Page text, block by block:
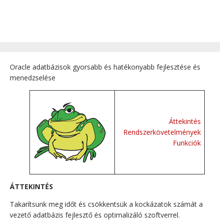
Oracle adatbázisok gyorsabb és hatékonyabb fejlesztése és
menedzselése
Áttekintés
Rendszerkövetelmények
Funkciók
ÁTTEKINTÉS
Takarítsunk meg időt és csökkentsük a kockázatok számát a
vezető adatbázis fejlesztő és optimalizáló szoftverrel.